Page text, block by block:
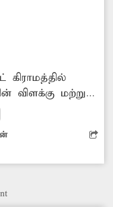
விளக்கு மற்றும்